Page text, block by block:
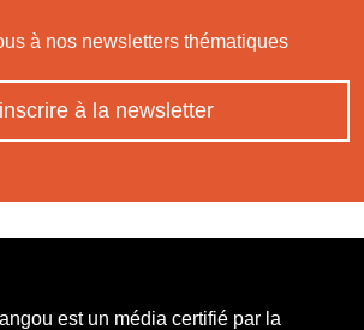
à nos newsletters thématiques
à la newsletter
est un média certifié par la